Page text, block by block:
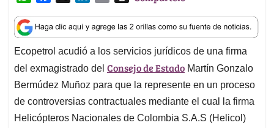
a
t
s
A
p
p
c
e
b
o
o
k
n
k
e
d
n
a
i
l
r
e
a
d
s
Ecopetrol acudió a los servicios jurídicos de una firma
del exmagistrado del Consejo de Estado Martín Gonzalo
Bermúdez Muñoz para que la represente en un proceso
de controversias contractuales mediante el cual la firma
Helicópteros Nacionales de Colombia S.A.S (Helicol)